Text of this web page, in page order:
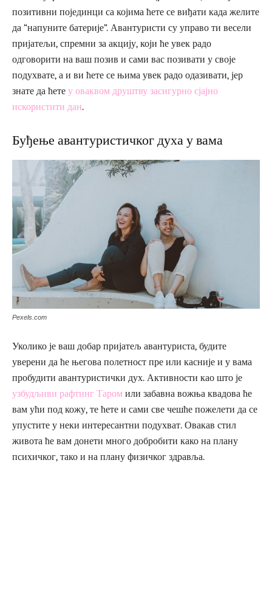
позитивни појединци са којима ћете се виђати када желите
да “напуните батерије”. Авантуристи су управо ти весели
пријатељи, спремни за акцију, који ће увек радо
одговорити на ваш позив и сами вас позивати у своје
подухвате, а и ви ћете се њима увек радо одазивати, јер
знате да ћете у оваквом друштву засигурно сјајно
искористити дан.
Буђење авантуристичког духа у вама
Pexels.com
Уколико је ваш добар пријатељ авантуриста, будите
уверени да ће његова полетност пре или касније и у вама
пробудити авантуристички дух. Активности као што је
узбудљиви рафтинг Таром или забавна вожња квадова ће
вам ући под кожу, те ћете и сами све чешће пожелети да се
упустите у неки интересантни подухват. Овакав стил
живота ће вам донети много добробити како на плану
психичког, тако и на плану физичког здравља.